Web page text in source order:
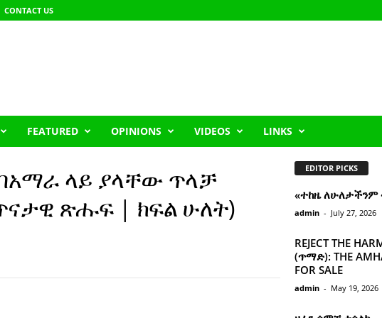
CONTACT US
FEATURED OPINIONS VIDEOS LINKS
ላይ ያላቸው ጥላቻ
ጽሑፍ | ክፍል ሁለት)
EDITOR PICKS
«ተከዜ ለሁለታችንም
admin - July 27, 2026
REJECT THE
(ጥማድ): THE
FOR SALE
admin - May 19, 2026